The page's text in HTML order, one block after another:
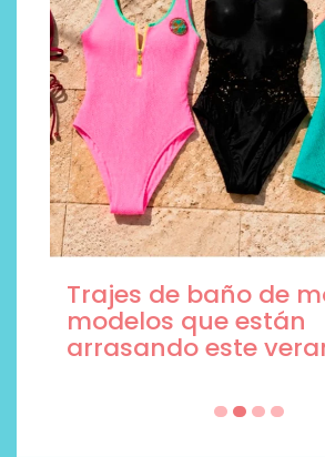
Trajes de baño de
modelos que están
arrasando este